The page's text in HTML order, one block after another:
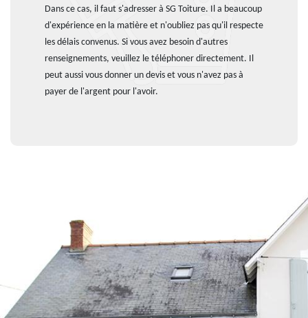
Dans ce cas, il faut s'adresser à SG Toiture. Il a beaucoup
d'expérience en la matière et n'oubliez pas qu'il respecte
les délais convenus. Si vous avez besoin d'autres
renseignements, veuillez le téléphoner directement. Il
peut aussi vous donner un devis et vous n'avez pas à
payer de l'argent pour l'avoir.